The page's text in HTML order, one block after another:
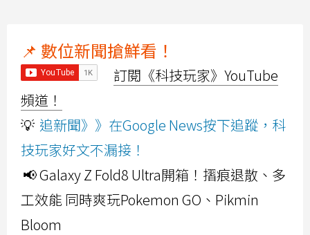
📌 數位新聞搶鮮看！
訂閱《科技玩家》YouTube
頻道！
💡 追新聞》》在Google News按下追蹤，科
技玩家好文不漏接！
📢 Galaxy Z Fold8 Ultra開箱！摺痕退散、多
工效能 同時爽玩Pokemon GO、Pikmin
Bloom